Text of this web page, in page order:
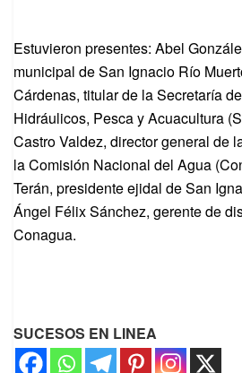
Estuvieron presentes: Abel
municipal de San Ignacio Río
Cárdenas, titular de la Secretaría
Hidráulicos, Pesca y Acuacultura
Castro Valdez, director general de
la Comisión Nacional del Agua
Terán, presidente ejidal de San
Ángel Félix Sánchez, gerente de
Conagua.
SUCESOS EN LINEA